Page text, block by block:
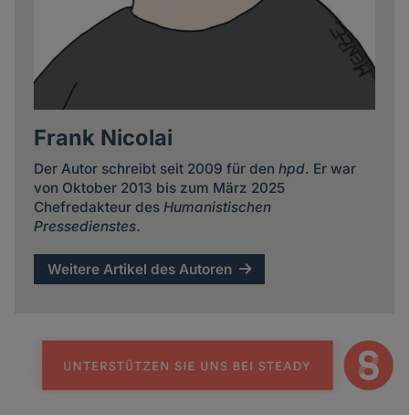
Frank Nicolai
Der Autor schreibt seit 2009 für den hpd. Er war
von Oktober 2013 bis zum März 2025
Chefredakteur des Humanistischen
Pressedienstes.
Weitere Artikel des Autoren